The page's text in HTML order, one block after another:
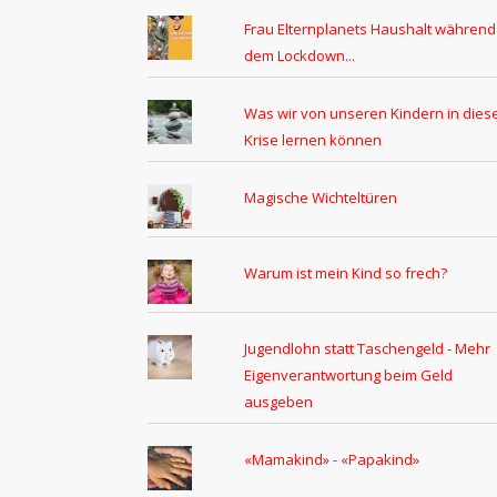
Frau Elternplanets Haushalt während
dem Lockdown...
Was wir von unseren Kindern in
Krise lernen können
Magische Wichteltüren
Warum ist mein Kind so frech?
Jugendlohn statt Taschengeld - Mehr
Eigenverantwortung beim Geld
ausgeben
«Mamakind» - «Papakind»